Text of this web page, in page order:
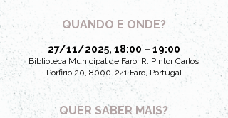
QUANDO E ONDE?
27/11/2025, 18:00 – 19:00
Biblioteca Municipal de Faro, R. Pintor Carlos
Porfirio 20, 8000-241 Faro, Portugal
QUER SABER MAIS?